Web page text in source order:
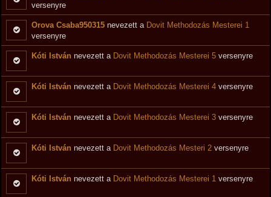
versenyre
Orova Csaba950315 nevezett a Dovit Methodozás Mesterei 1
versenyre
Kóti István nevezett a Dovit Methodozás Mesterei 5 versenyre
Kóti István nevezett a Dovit Methodozás Mesterei 4 versenyre
Kóti István nevezett a Dovit Methodozás Mesterei 3 versenyre
Kóti István nevezett a Dovit Methodozás Mesteri 2 versenyre
Kóti István nevezett a Dovit Methodozás Mesterei 1 versenyre